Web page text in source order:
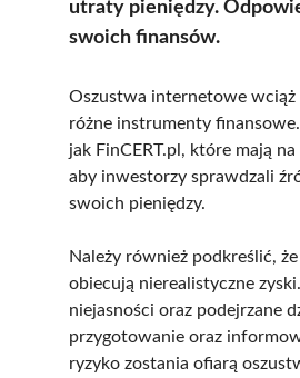
utraty pieniędzy.
swoich finansów.
Oszustwa internetowe
różne instrumenty
jak FinCERT.pl, które mają
aby inwestorzy sprawdzali
swoich pieniędzy.
Należy również podkreślić,
obiecują nierealistyczne
niejasności oraz podejrzane
przygotowanie oraz
ryzyko zostania ofiarą